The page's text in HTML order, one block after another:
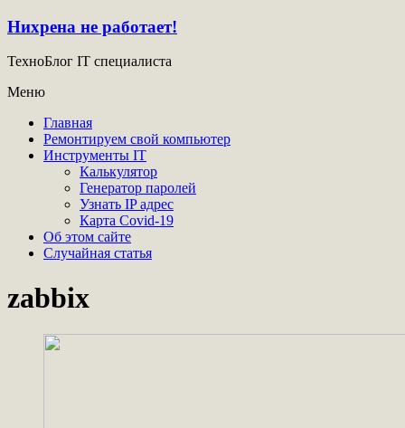
Нихрена не работает!
ТехноБлог IT специалиста
Меню
Главная
Ремонтируем свой компьютер
Инструменты IT
Калькулятор
Генератор паролей
Узнать IP адрес
Карта Covid-19
Об этом сайте
Случайная статья
zabbix